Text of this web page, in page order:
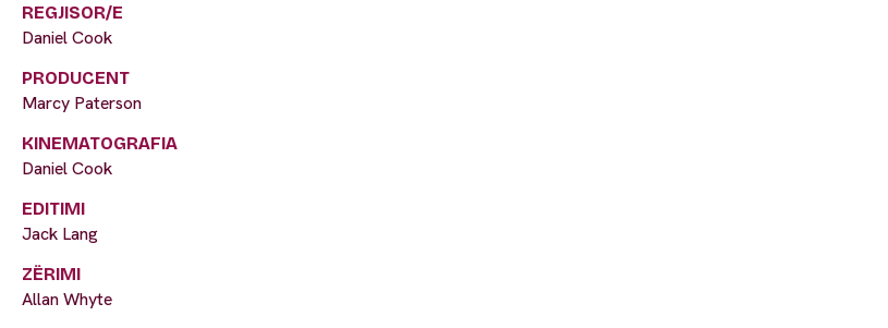
REGJISOR/E
Daniel Cook
PRODUCENT
Marcy Paterson
KINEMATOGRAFIA
Daniel Cook
EDITIMI
Jack Lang
ZËRIMI
Allan Whyte